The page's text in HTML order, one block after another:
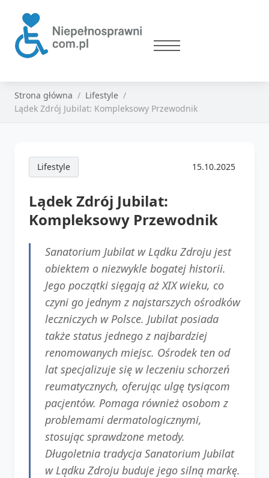
Strona główna
Lifestyle
Lądek Zdrój Jubilat: Kompleksowy Przewodnik
Lifestyle 15.10.2025
Lądek Zdrój Jubilat:
Kompleksowy Przewodnik
Sanatorium Jubilat w Lądku Zdroju jest
obiektem o niezwykle bogatej historii.
Jego początki sięgają aż XIX wieku, co
czyni go jednym z najstarszych ośrodków
leczniczych w Polsce. Jubilat posiada
także status jednego z najbardziej
renomowanych miejsc. Ośrodek ten od
lat specjalizuje się w leczeniu schorzeń
reumatycznych, oferując ulgę tysiącom
pacjentów. Pomaga również osobom z
problemami dermatologicznymi,
stosując sprawdzone metody.
Długoletnia tradycja Sanatorium Jubilat
w Lądku Zdroju buduje jego silną markę.